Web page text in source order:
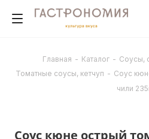
Главная - Каталог - Соусы,
Томатные соусы, кетчуп - Соус
чили
Соус кюне острый